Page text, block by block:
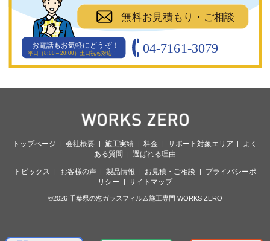
無料お見積もり・ご相談
04-7161-3079
お電話もお気軽にどうぞ！
平日（8:00～20:00）土日祝も対応！
トップページ 会社概要 施工実績 料金 サポート対象エリア
よく
ある質問
選ばれる理由
トピックス お客様の声 製品情報 お見積・ご相談
プライバシーポ
リシー
サイトマップ
©2026 千葉県の窓ガラスフィルム施工専門 WORKS ZERO